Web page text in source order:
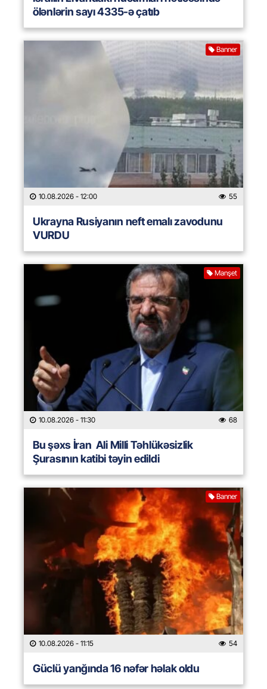
ölənlərin sayı 4335-ə çatıb
Banner
10.08.2026 - 12:00 55
Ukrayna Rusiyanın neft emalı zavodunu
VURDU
Manşet
10.08.2026 - 11:30 68
Bu şəxs İran Ali Milli Təhlükəsizlik
Şurasının katibi təyin edildi
Banner
10.08.2026 - 11:15 54
Güclü yanğında 16 nəfər həlak oldu